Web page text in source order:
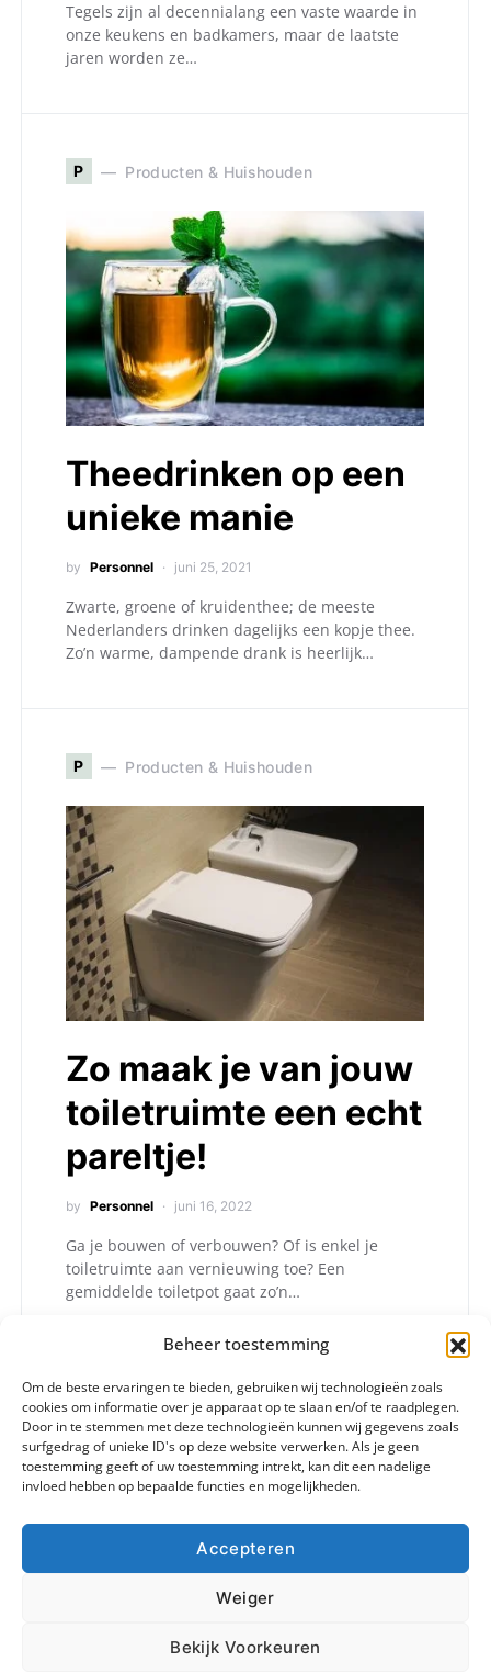
Beheer toestemming
Om de beste ervaringen te bieden, gebruiken wij technologieën zoals
cookies om informatie over je apparaat op te slaan en/of te raadplegen.
Door in te stemmen met deze technologieën kunnen wij gegevens zoals
surfgedrag of unieke ID's op deze website verwerken. Als je geen
toestemming geeft of uw toestemming intrekt, kan dit een nadelige
invloed hebben op bepaalde functies en mogelijkheden.
Accepteren
Weiger
Bekijk Voorkeuren
Tegels zijn al decennialang een vaste waarde in
onze keukens en badkamers, maar de laatste
jaren worden ze…
P Producten & Huishouden
Theedrinken op een
unieke manie
by Personnel juni 25, 2021
Zwarte, groene of kruidenthee; de meeste
Nederlanders drinken dagelijks een kopje thee.
Zo’n warme, dampende drank is heerlijk…
P Producten & Huishouden
Zo maak je van jouw
toiletruimte een echt
pareltje!
by Personnel juni 16, 2022
Ga je bouwen of verbouwen? Of is enkel je
toiletruimte aan vernieuwing toe? Een
gemiddelde toiletpot gaat zo’n…
© 2024 - Alle rechten voorbehouden. info@checko.be.
Blog Contact
Cookiebeleid (EU)